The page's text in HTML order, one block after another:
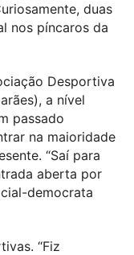
duas
nos píncaros da
Desportiva
a nível
passado
na maioridade
“Saí para
aberta por
democrata
“Fiz